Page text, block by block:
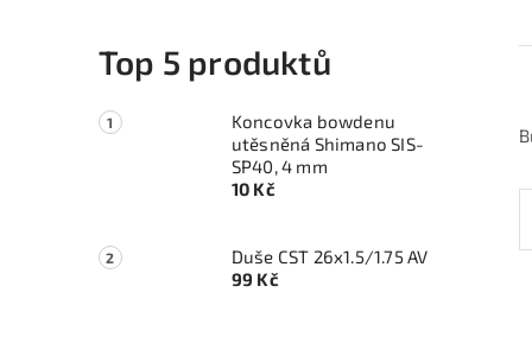
Top 5 produktů
Koncovka bowdenu
utěsněná Shimano SIS-
SP40, 4 mm
10 Kč
Duše CST 26x1.5/1.75 AV
99 Kč